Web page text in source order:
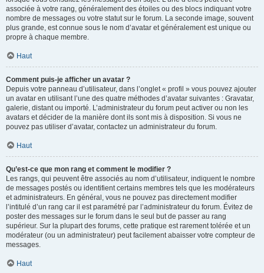
associée à votre rang, généralement des étoiles ou des blocs indiquant votre
nombre de messages ou votre statut sur le forum. La seconde image, souvent
plus grande, est connue sous le nom d’avatar et généralement est unique ou
propre à chaque membre.
Haut
Comment puis-je afficher un avatar ?
Depuis votre panneau d’utilisateur, dans l’onglet « profil » vous pouvez ajouter
un avatar en utilisant l’une des quatre méthodes d’avatar suivantes : Gravatar,
galerie, distant ou importé. L’administrateur du forum peut activer ou non les
avatars et décider de la manière dont ils sont mis à disposition. Si vous ne
pouvez pas utiliser d’avatar, contactez un administrateur du forum.
Haut
Qu’est-ce que mon rang et comment le modifier ?
Les rangs, qui peuvent être associés au nom d’utilisateur, indiquent le nombre
de messages postés ou identifient certains membres tels que les modérateurs
et administrateurs. En général, vous ne pouvez pas directement modifier
l’intitulé d’un rang car il est paramétré par l’administrateur du forum. Évitez de
poster des messages sur le forum dans le seul but de passer au rang
supérieur. Sur la plupart des forums, cette pratique est rarement tolérée et un
modérateur (ou un administrateur) peut facilement abaisser votre compteur de
messages.
Haut